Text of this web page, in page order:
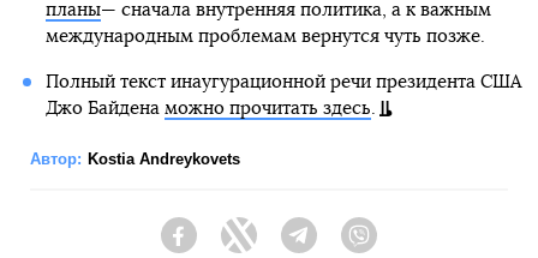
планы— сначала внутренняя политика, а к важным
международным проблемам вернутся чуть позже.
Полный текст инаугурационной речи президента США
Джо Байдена можно прочитать здесь.
Автор: Kostia Andreykovets
FacebookTwitter Telegram